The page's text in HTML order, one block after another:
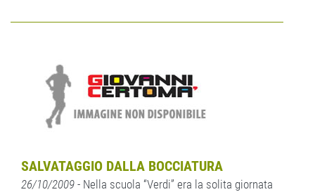
SALVATAGGIO DALLA BOCCIATURA
26/10/2009 - Nella scuola “Verdi” era la solita giornata